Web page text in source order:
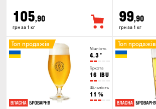
105,90
грн за 1 кг
99,90
грн за 1 кг
Міцність
4.3°
Гіркота
16 IBU
Щільність
11 %
Топ продажів Топ продажів